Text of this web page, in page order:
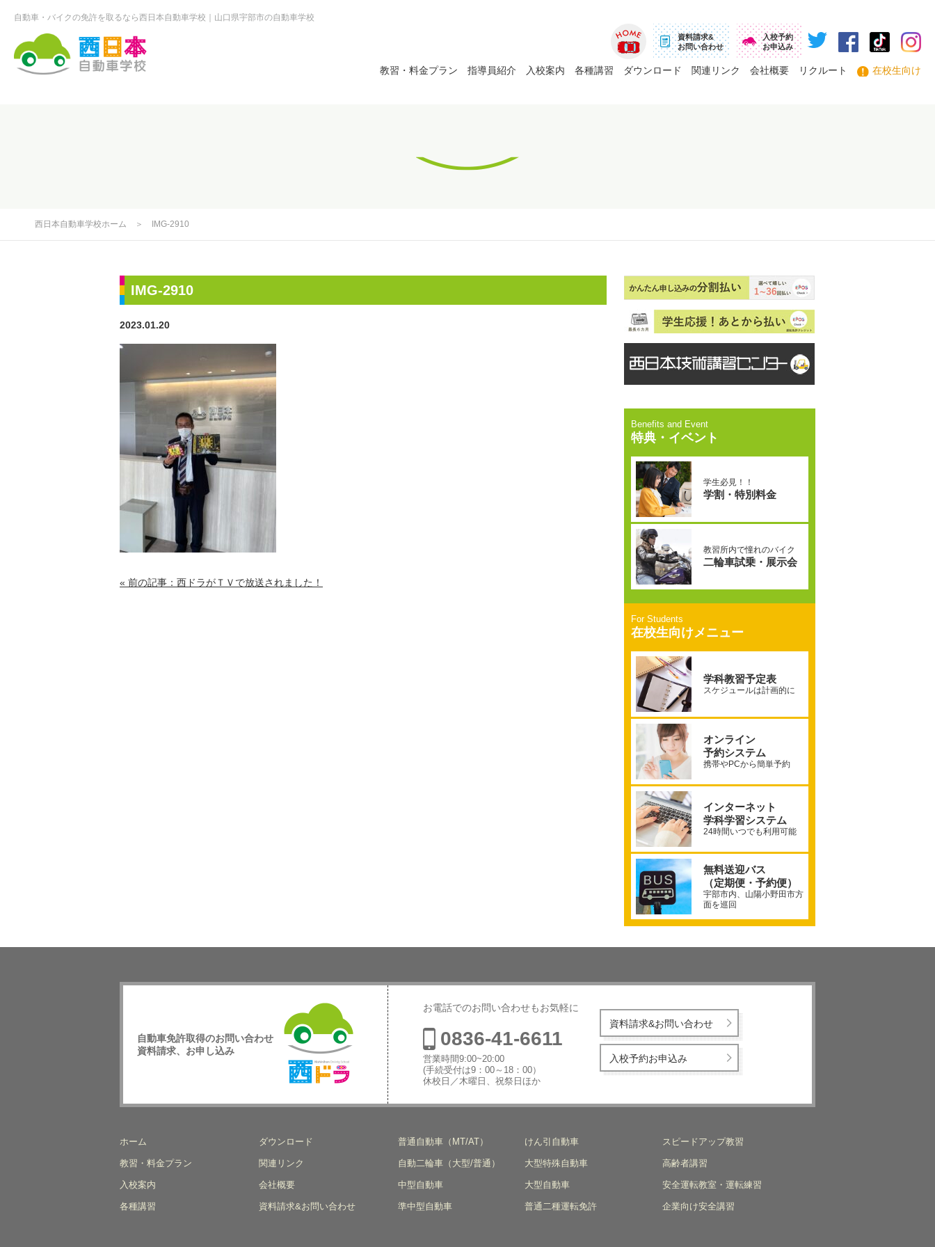
自動車・バイクの免許を取るなら西日本自動車学校 山口県宇部市の自動車学校
ホーム
資料請求&
お問い合わせ
入校予約
お申込み
教習・料金プラン 指導員紹介 入校案内 各種講習 ダウンロード 関連リンク 会社概要 リクルート 在校生向け
西日本自動車学校ホーム ＞ IMG-2910
IMG-2910
2023.01.20
« 前の記事：西ドラがＴＶで放送されました！
特典・イベント
学生必見！！
学割・特別料金
教習所内で憧れのバイク
二輪車試乗・展示会
在校生向けメニュー
学科教習予定表
スケジュールは計画的に
オンライン
予約システム
携帯やPCから簡単予約
インターネット
学科学習システム
24時間いつでも利用可能
無料送迎バス
（定期便・予約便）
宇部市内、山陽小野田市方
面を巡回
自動車免許取得のお問い合わせ
資料請求、お申し込み
校
お電話でのお問い合わせもお気軽に
0836-41-6611
営業時間9:00~20:00
(手続受付は9：00～18：00）
休校日／木曜日、祝祭日ほか
資料請求&お問い合わせ
入校予約お申込み
ホーム
教習・料金プラン
入校案内
各種講習
ダウンロード
関連リンク
会社概要
資料請求&お問い合わせ
普通自動車（MT/AT）
自動二輪車（大型/普通）
中型自動車
準中型自動車
けん引自動車
大型特殊自動車
大型自動車
普通二種運転免許
スピードアップ教習
高齢者講習
安全運転教室・運転練習
企業向け安全講習